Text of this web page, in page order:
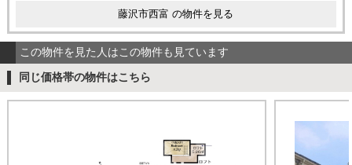
藤沢市西富 の物件を見る
この物件を見た人はこの物件も見ています
同じ価格帯の物件はこちら